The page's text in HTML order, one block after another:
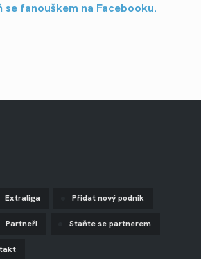
se fanouškem na Facebooku.
Extraliga Přidat nový podnik
Partneři Staňte se partnerem